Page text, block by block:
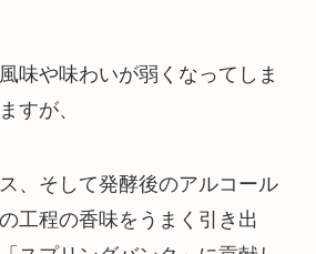
味や味わいが弱くなってしま
すが、
、そして発酵後のアルコール
工程の香味をうまく引き出